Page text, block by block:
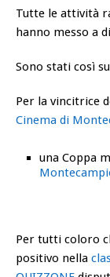
Tutte le attività
hanno messo a
Sono stati così
Per la vincitrice
Cinema di
una Coppa
Per tutti coloro
positivo nella